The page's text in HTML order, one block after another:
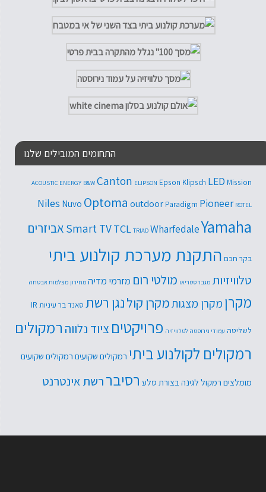
התחומים המובילים שלנו
ACOUSTIC ENERGY B&W Canton ELIPSON Epson Klipsch LED Mission
Niles Nuvo Optoma outdoor Paradigm Pioneer ROTEL
Smart TVTCL TRIAD WharfedaleYamaha אביזרים
בקר חכם התקנת מערכת קולנוע ביתי
טלוויזיות מגבר סטריאו מולטי רום מזרמי מדיה מחירון מצלמות אבטחה
מקרןמקרן מצגותמקרן קולנגן רשת סאנד בר עיניות IR
לשליטה עמודי נירוסטה לטלוויזיה פרויקטים ציוד נלווה רמקולים
רמקולים לקולנוע ביתי רמקולים שקועים רמקולים שקועים
מומלצים רמקול לגינה בצורת סלע רסיבררשת אינטרנט